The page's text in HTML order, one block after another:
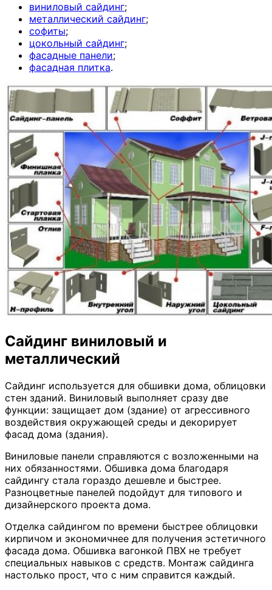
виниловый сайдинг;
металлический сайдинг;
софиты;
цокольный сайдинг;
фасадные панели;
фасадная плитка.
Сайдинг виниловый и
металлический
Сайдинг используется для обшивки дома, облицовки
стен зданий. Виниловый выполняет сразу две
функции: защищает дом (здание) от агрессивного
воздействия окружающей среды и декорирует
фасад дома (здания).
Виниловые панели справляются с возложенными на
них обязанностями. Обшивка дома благодаря
сайдингу стала гораздо дешевле и быстрее.
Разноцветные панелей подойдут для типового и
дизайнерского проекта дома.
Отделка сайдингом по времени быстрее облицовки
кирпичом и экономичнее для получения эстетичного
фасада дома. Обшивка вагонкой ПВХ не требует
специальных навыков с средств. Монтаж сайдинга
настолько прост, что с ним справится каждый.